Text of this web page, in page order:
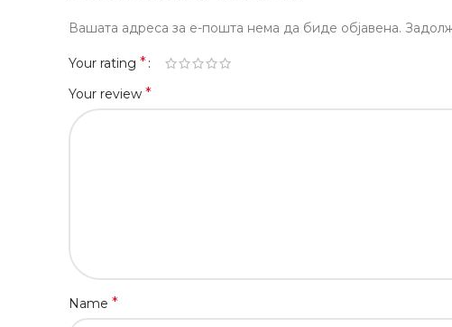
Вашата адреса за е-пошта нема да биде објавена.
Your rating *
Your review *
Name *